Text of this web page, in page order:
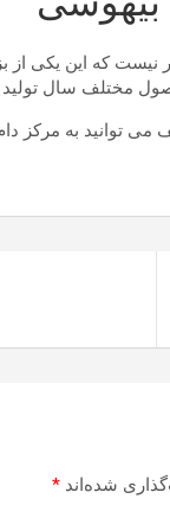
نیست که این یکی
مختلف سال تولید
توانید به مرکز
شده‌اند *